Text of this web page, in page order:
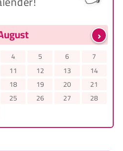
›
4 5 6
7
11 12 13
14
18 19 20
21
25 26 27
28